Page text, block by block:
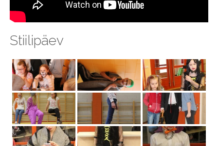
Stiilipäev